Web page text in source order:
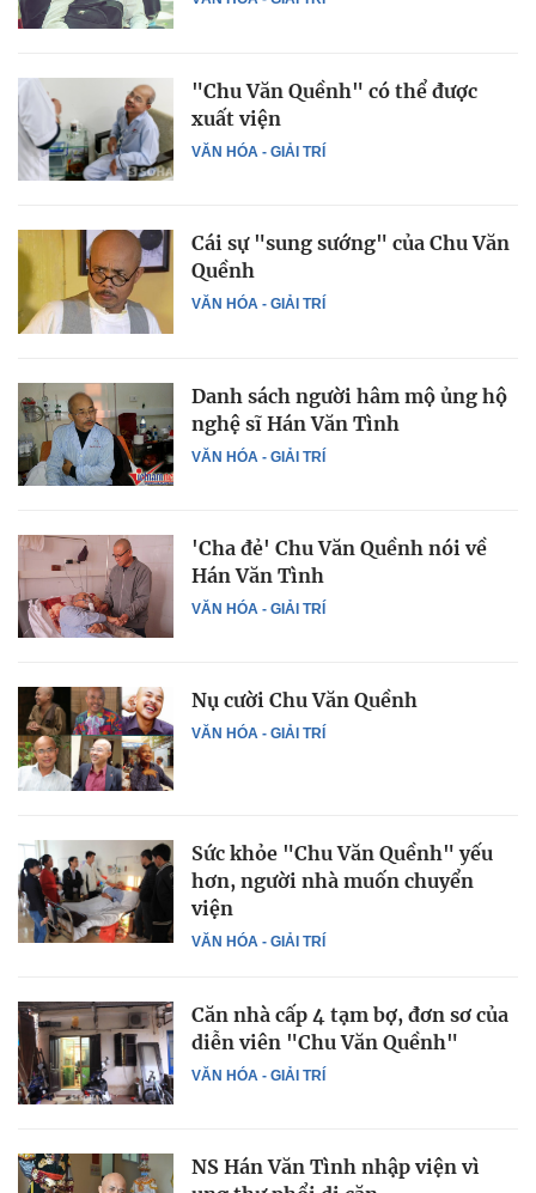
VĂN HÓA - GIẢI TRÍ
"Chu Văn Quềnh" có thể được
xuất viện
VĂN HÓA - GIẢI TRÍ
Cái sự "sung sướng" của Chu Văn
Quềnh
VĂN HÓA - GIẢI TRÍ
Danh sách người hâm mộ ủng hộ
nghệ sĩ Hán Văn Tình
VĂN HÓA - GIẢI TRÍ
'Cha đẻ' Chu Văn Quềnh nói về
Hán Văn Tình
VĂN HÓA - GIẢI TRÍ
Nụ cười Chu Văn Quềnh
VĂN HÓA - GIẢI TRÍ
Sức khỏe "Chu Văn Quềnh" yếu
hơn, người nhà muốn chuyển
viện
VĂN HÓA - GIẢI TRÍ
Căn nhà cấp 4 tạm bợ, đơn sơ của
diễn viên "Chu Văn Quềnh"
NS Hán Văn Tình nhập viện vì